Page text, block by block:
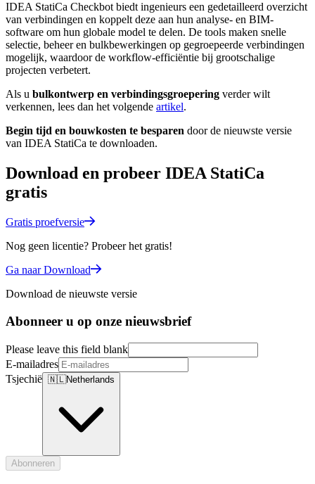
IDEA StatiCa Checkbot biedt ingenieurs een gedetailleerd overzicht
van verbindingen en koppelt deze aan hun analyse- en BIM-
software om hun globale model te delen. De tools maken snelle
selectie, beheer en bulkbewerkingen op gegroepeerde verbindingen
mogelijk, waardoor de workflow-efficiëntie bij grootschalige
projecten verbetert.
Als u bulkontwerp en verbindingsgroepering verder wilt
verkennen, lees dan het volgende artikel.
Begin tijd en bouwkosten te besparen door de nieuwste versie
van IDEA StatiCa te downloaden.
Download en probeer IDEA StatiCa
gratis
Gratis proefversie
Nog geen licentie? Probeer het gratis!
Ga naar Download
Download de nieuwste versie
Abonneer u op onze nieuwsbrief
Please leave this field blank
E-mailadres
Tsjechië 🇳🇱Netherlands
Abonneren